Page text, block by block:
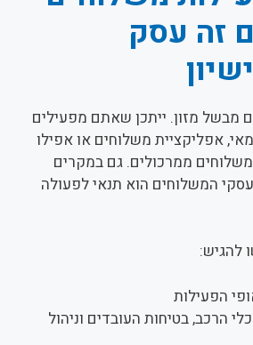
זה עסק
מבשל מזון. ייתכן שאתם מפעילים
אפליקציית משלוחים או אפילו
ממרכולים. גם במקרים
המשלוחים הוא תנאי לפעולה
להגיש:
הפעילות
הרכב, בטיחות העובדים וניהול